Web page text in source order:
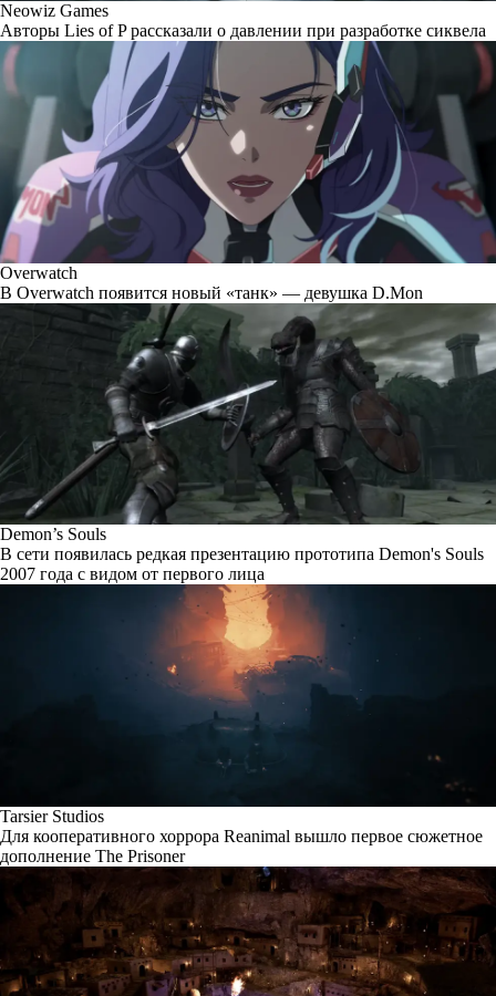
Neowiz Games
Авторы Lies of P рассказали о давлении при разработке сиквела
Overwatch
В Overwatch появится новый «танк» — девушка D.Mon
Demon’s Souls
В сети появилась редкая презентацию прототипа Demon's Souls
2007 года с видом от первого лица
Tarsier Studios
Для кооперативного хоррора Reanimal вышло первое сюжетное
дополнение The Prisoner